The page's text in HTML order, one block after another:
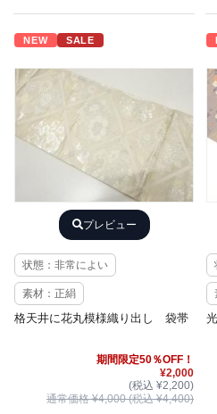
NEW SALE
プレビュー
状態：非常によい
素材：正絹
格天井に花丸模様織り出し 袋帯
期間限定50％OFF！
¥2,000
(税込 ¥2,200)
通常価格 ¥4,000 (税込 ¥4,400)